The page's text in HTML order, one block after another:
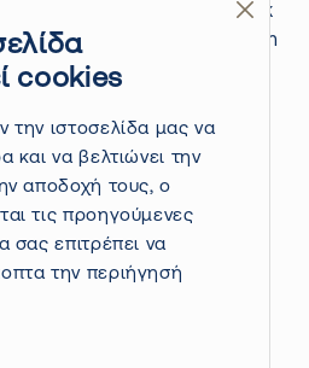
cookies
την ιστοσελίδα μας να
και να βελτιώνει την
αποδοχή τους, ο
τις προηγούμενες
σας επιτρέπει να
την περιήγησή
platform
Facebook
Instagram